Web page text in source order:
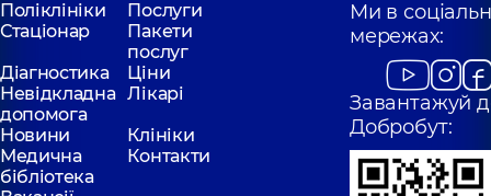
Поліклініки
Послуги
Стаціонар
Пакети
послуг
Діагностика
Ціни
Невідкладна
допомога
Лікарі
Новини
Клініки
Медична
бібліотека
Контакти
Ми в
мережах:
Завантажуй
Добробут: